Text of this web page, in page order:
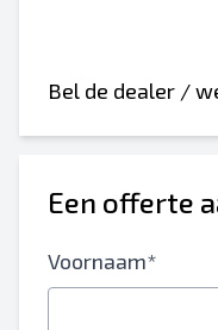
Bel de dealer /
Een offerte
Voornaam*